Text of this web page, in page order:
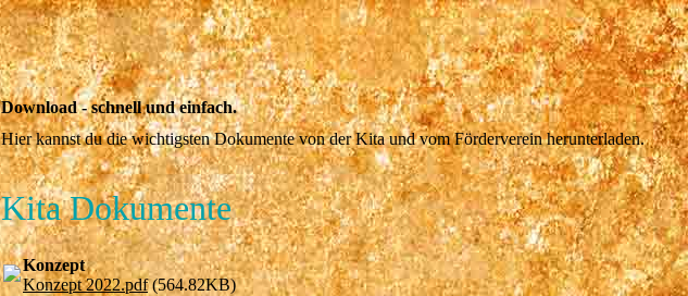
Download - schnell und einfach.
Hier kannst du die wichtigsten Dokumente von der Kita und vom Förderverein herunterladen.
Kita Dokumente
Konzept
Konzept 2022.pdf(564.82KB)